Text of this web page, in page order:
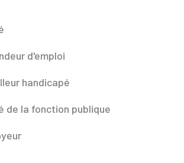
d'emploi
handicapé
de la fonction publique